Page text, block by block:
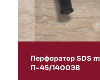
Перфоратор SDS
П-45/1400ЭВ